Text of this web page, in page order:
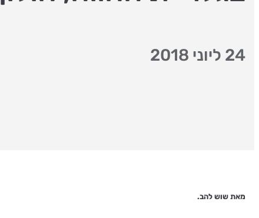
24 ליוני 2018
מאת שוש להב.